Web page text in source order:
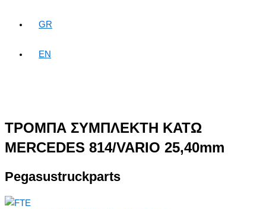
GR
EN
ΤΡΟΜΠΑ ΣΥΜΠΛΕΚΤΗ ΚΑΤΩ
MERCEDES 814/VARIO 25,40mm
Pegasustruckparts